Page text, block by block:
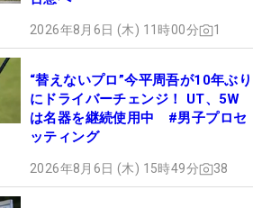
2026年8月6日 (木) 11時00分 1
“替えないプロ”今平周吾が10年ぶり
にドライバーチェンジ！ UT、5W
は名器を継続使用中 #男子プロセ
ッティング
2026年8月6日 (木) 15時49分 38